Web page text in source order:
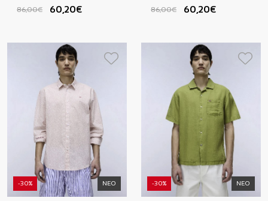
86,00€ 60,20€ 86,00€ 60,20€
ΝΕΟ
-30% ΝΕΟ
-30%